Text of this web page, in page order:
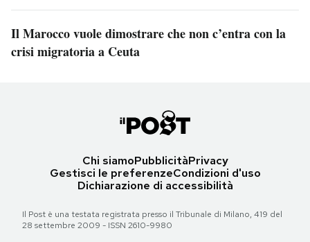
Il Marocco vuole dimostrare che non c’entra con la
crisi migratoria a Ceuta
Chi siamoPubblicitàPrivacy
Gestisci le preferenzeCondizioni d'uso
Dichiarazione di accessibilità
Il Post è una testata registrata presso il Tribunale di Milano, 419 del
28 settembre 2009 - ISSN 2610-9980